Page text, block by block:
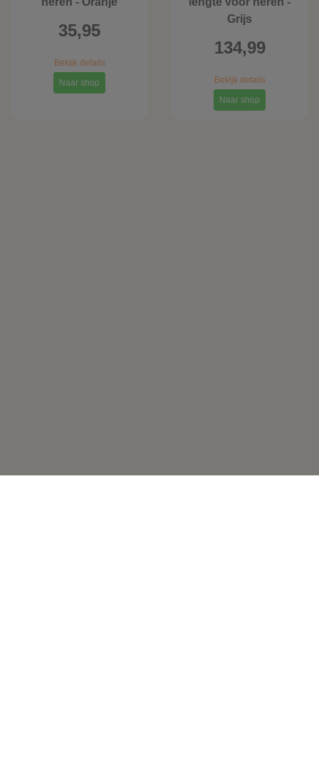
35,95
Bekijk details
Naar shop
Grijs
134,99
Bekijk details
Naar shop